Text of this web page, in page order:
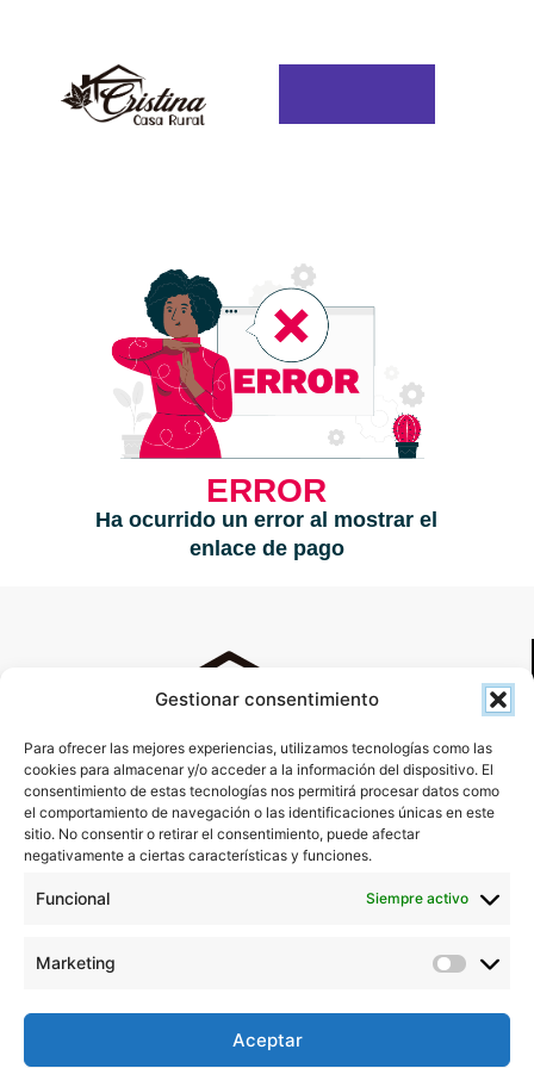
Gestionar consentimiento
Para ofrecer las mejores experiencias, utilizamos tecnologías como las
cookies para almacenar y/o acceder a la información del dispositivo. El
consentimiento de estas tecnologías nos permitirá procesar datos como
el comportamiento de navegación o las identificaciones únicas en este
sitio. No consentir o retirar el consentimiento, puede afectar
negativamente a ciertas características y funciones.
Funcional Siempre activo
Marketing
Aceptar
ERROR
Ha ocurrido un error al mostrar el
enlace de pago
Calle Calleja, 10
Características del Alojamiento